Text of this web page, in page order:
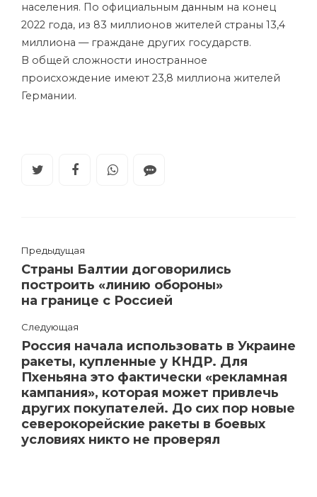
населения. По официальным данным на конец
2022 года, из 83 миллионов жителей страны 13,4
миллиона — граждане других государств.
В общей сложности иностранное
происхождение имеют 23,8 миллиона жителей
Германии.
Предыдущая
Страны Балтии договорились
построить «линию обороны»
на границе с Россией
Следующая
Россия начала использовать в Украине
ракеты, купленные у КНДР. Для
Пхеньяна это фактически «рекламная
кампания», которая может привлечь
других покупателей. До сих пор новые
северокорейские ракеты в боевых
условиях никто не проверял